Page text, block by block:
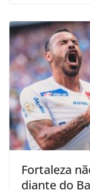
Fortaleza
diante do